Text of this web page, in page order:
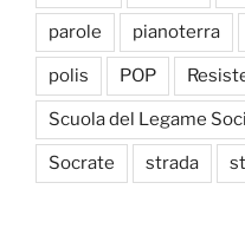
parole pianoterra
polis POP
Scuola del Legame
Socrate strada